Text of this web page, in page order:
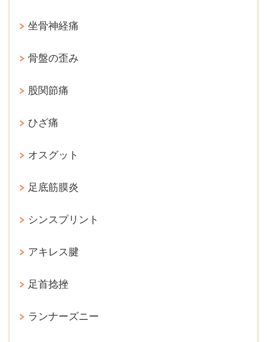
坐骨神経痛
骨盤の歪み
股関節痛
ひざ痛
オスグット
足底筋膜炎
シンスプリント
アキレス腱
足首捻挫
ランナーズニー